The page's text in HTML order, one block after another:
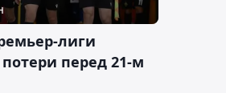
лиги
перед 21-м